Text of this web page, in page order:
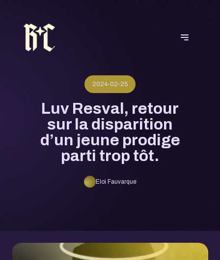
2024-02-25
Luv Resval, retour
sur la disparition
d’un jeune prodige
parti trop tôt.
Eloi Fauvarque